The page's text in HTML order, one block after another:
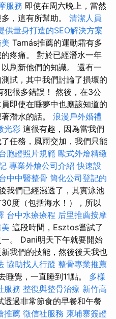
服務 即使在周六晚上，當然
，這有所幫助。 清潔人員
供量身打造的SEO解決方案
Tamás推薦的運動霜有多
疼痛。 對於已經潛水一年
刷新他們的知識。 還有一
試，其中我們討論了損壞的
犯很多錯誤！ 然後，在3公
即使在睡夢中也應該知道的
潛水的話。 浪漫戶外婚禮
光彩 這很有趣，因為當我們
任務，風雨交加，我們只能
胞證照片規範 歐式外燴精緻
專業外燴公司介紹 快速設
中中醫整骨 簡化公司登記的
我們已經濕透了，其實泳池
度（包括海水！），所以
台中水療療程 后里推薦按摩
這段時間，Esztos嘗試了
。 Dani明天下午就要開始
我們的技能，然後後天我也
協助找人行蹤 整骨專業推薦
覺，一直睡到11點。 多樣
服務 整復與整骨治療 新竹高
透過非常節食的早餐和午餐
推薦 徵信社服務 柬埔寨簽證